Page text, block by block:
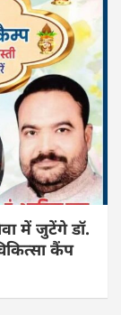
में जुटेंगे डॉ.
कैंप